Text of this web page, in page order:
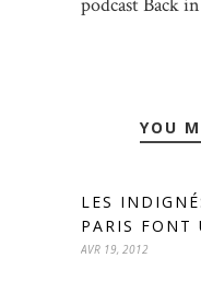
YOU
LES
PARIS FONT
AVR 19, 2012